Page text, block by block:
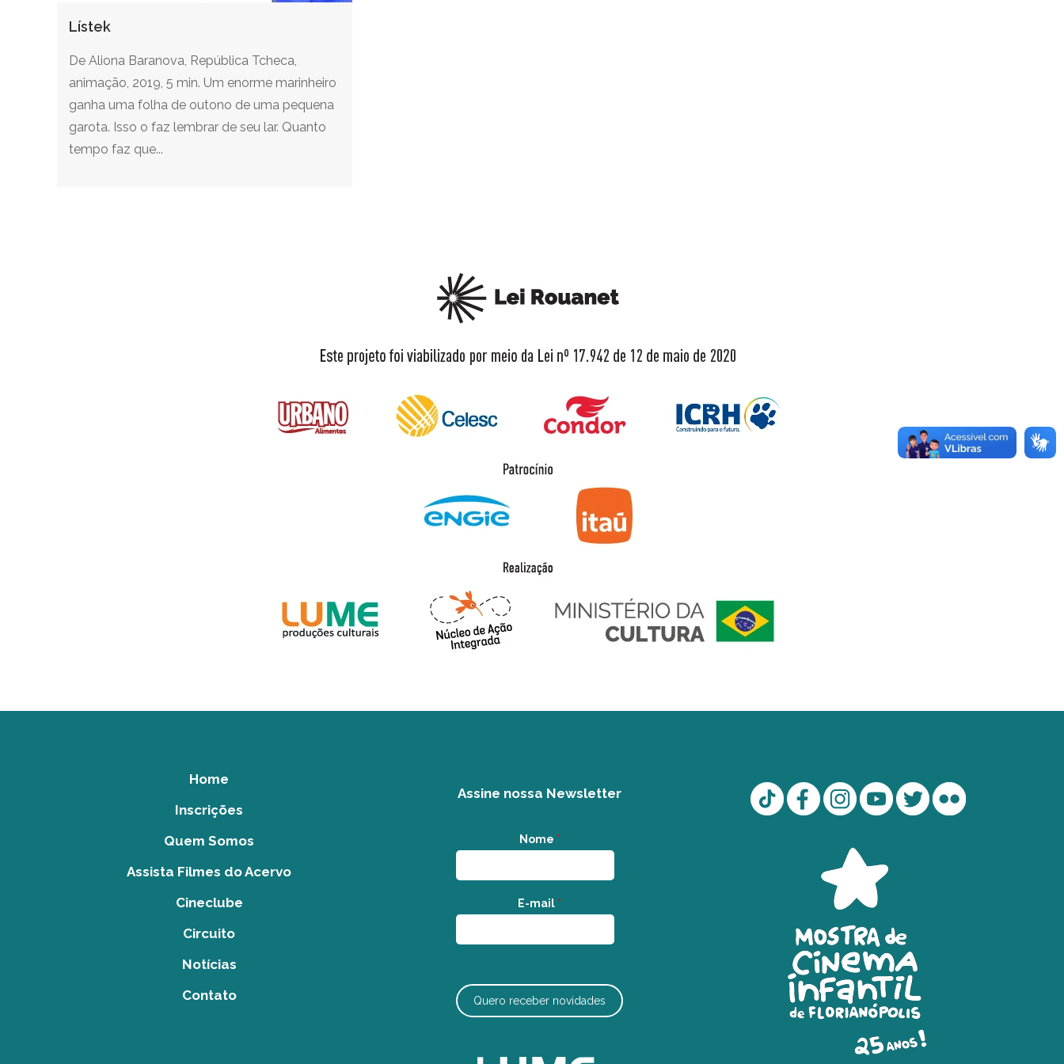
Lístek
De Aliona Baranova, República Tcheca,
animação, 2019, 5 min. Um enorme marinheiro
ganha uma folha de outono de uma pequena
garota. Isso o faz lembrar de seu lar. Quanto
tempo faz que...
Home
Inscrições
Quem Somos
Assista Filmes do Acervo
Cineclube
Circuito
Notícias
Contato
Assine nossa Newsletter
Nome *
E-mail *
Quero receber novidades